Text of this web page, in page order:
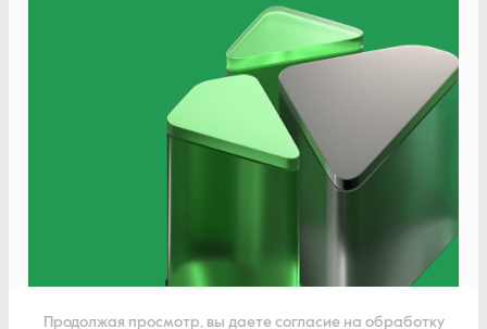
Продолжая просмотр, вы даете согласие на обработку